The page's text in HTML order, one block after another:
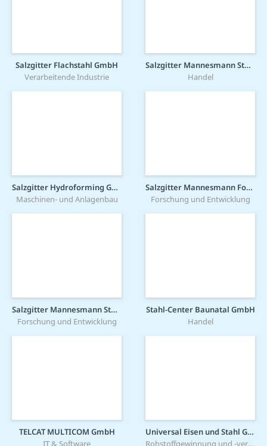
Salzgitter Flachstahl GmbH
Verarbeitende Industrie
Salzgitter Mannesmann Stahlhandel GmbH
Handel
Salzgitter Hydroforming GmbH & Co. KG
Maschinen- und Anlagenbau
Salzgitter Mannesmann Forschung GmbH
Forschung und Entwicklung
Salzgitter Mannesmann Stahlservice GmbH
Forschung und Entwicklung
Stahl-Center Baunatal GmbH
Handel
TELCAT MULTICOM GmbH
IT & Software
Universal Eisen und Stahl GmbH
Rohstoffgewinnung und -verarbeitung